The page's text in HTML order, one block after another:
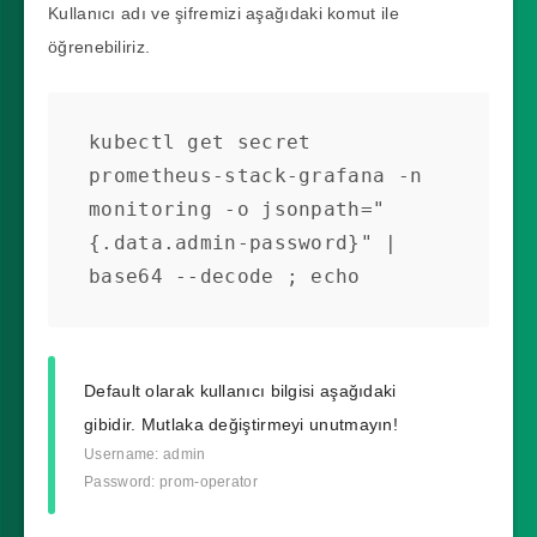
Kullanıcı adı ve şifremizi aşağıdaki komut ile
öğrenebiliriz.
kubectl get secret
prometheus-stack-grafana -n
monitoring -o jsonpath="
{.data.admin-password}" |
base64 --decode ; echo
Default olarak kullanıcı bilgisi aşağıdaki
gibidir. Mutlaka değiştirmeyi unutmayın!
Username: admin
Password: prom-operator